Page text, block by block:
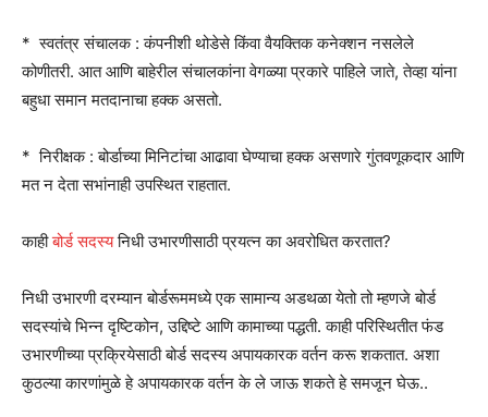
* स्वतंत्र संचालक : कंपनीशी थोडेसे किंवा वैयक्तिक कनेक्शन नसलेले
कोणीतरी. आत आणि बाहेरील संचालकांना वेगळ्या प्रकारे पाहिले जाते, तेव्हा यांना
बहुधा समान मतदानाचा हक्क असतो.
* निरीक्षक : बोर्डाच्या मिनिटांचा आढावा घेण्याचा हक्क असणारे गुंतवणूकदार आणि
मत न देता सभांनाही उपस्थित राहतात.
काहीबोर्ड सदस्यनिधी उभारणीसाठी प्रयत्न का अवरोधित करतात?
निधी उभारणी दरम्यान बोर्डरूममध्ये एक सामान्य अडथळा येतो तो म्हणजे बोर्ड
सदस्यांचे भिन्न दृष्टिकोन, उद्दिष्टे आणि कामाच्या पद्धती. काही परिस्थितीत फंड
उभारणीच्या प्रक्रियेसाठी बोर्ड सदस्य अपायकारक वर्तन करू शकतात. अशा
कुठल्या कारणांमुळे हे अपायकारक वर्तन के ले जाऊ शकते हे समजून घेऊ..